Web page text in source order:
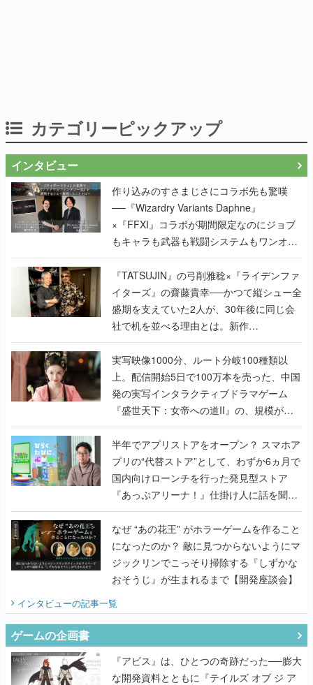
作り込みのすさまじさにコラボ先も驚嘆
──『Wizardry Variants Daphne』
もキャラも武器も戦闘システムもワンオフ
で作り込まれた理由を両ディレクターに聞
く
『TATSUJIN』の弓削雅稔×『ライデンファ
イターズ』の齋藤貴幸──かつて縦シュー全
盛期を支えていた2人が、30年後に同じ会
社で机を並べる理由とは。新作
『TATSUJIN EXTREME』で初タッグを組
んだレジェンド2人に訊く開発秘話
実写映像1000分、ルート分岐100種類以
上。配信開始5日で100万本を売った、中国
発の実写インタラクティブドラマゲーム
『盛世天下：女帝への道II』の、規模が違
うこだわりをプロデューサーに聞いた
半年でアプリストアをオープン？ スマホア
プリの“代替ストア”として、わずか6ヵ月で
国内向けローンチを行った発見型ストア
『あっぷアリーナ！』仕掛け人に話を聞い
てみた
なぜ “あの花王” がホラーゲームを作ること
になったのか？ 敵に見つからないようにマ
ジックリンでこっそり掃除する『しずかな
おそうじ』が生まれるまで【開発座談会】
インタビューの記事一覧
『アビス』は、ひとつの奇跡だった──膨大
な開発資料とともに『テイルズ オブ ジ ア
るRPG」が生まれた理由【ゲームの企画
書】